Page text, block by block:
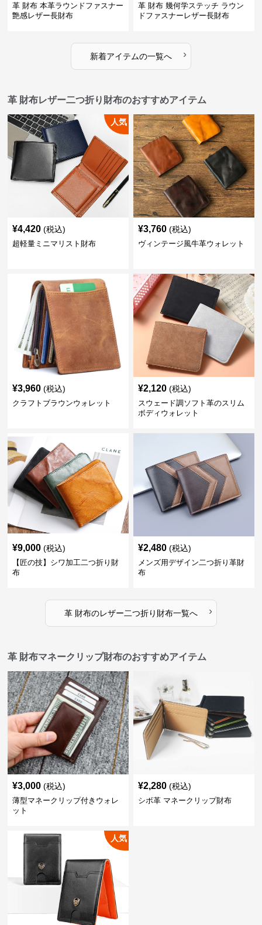
革 財布 本革ラウンドファスナー
艶感レザー長財布
革 財布 幾何学ステッチ ラウン
ドファスナーレザー長財布
新着アイテムの一覧へ ›
革 財布レザー二つ折り財布のおすすめアイテム
人気
¥4,420 (税込)
超軽量ミニマリスト財布
¥3,760 (税込)
ヴィンテージ風牛革ウォレット
¥3,960 (税込)
クラフトブラウンウォレット
¥2,120 (税込)
スウェード調ソフト革のスリム
ボディウォレット
¥9,000 (税込)
【匠の技】シワ加工二つ折り財
布
¥2,480 (税込)
メンズ用デザイン二つ折り革財
布
革 財布のレザー二つ折り財布一覧へ ›
革 財布マネークリップ財布のおすすめアイテム
¥3,000 (税込)
薄型マネークリップ付きウォレ
ット
¥2,280 (税込)
シボ革 マネークリップ財布
人気